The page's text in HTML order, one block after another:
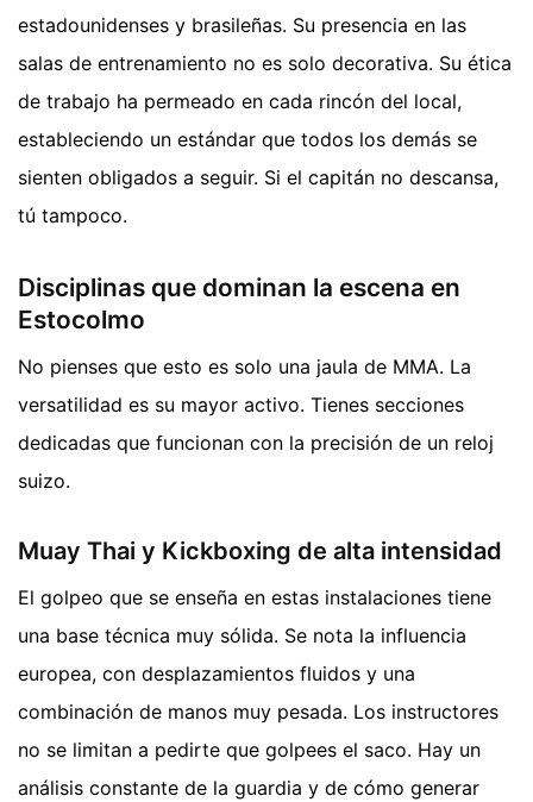
estadounidenses y brasileñas. Su presencia en las
salas de entrenamiento no es solo decorativa. Su ética
de trabajo ha permeado en cada rincón del local,
estableciendo un estándar que todos los demás se
sienten obligados a seguir. Si el capitán no descansa,
tú tampoco.
Disciplinas que dominan la escena en
Estocolmo
No pienses que esto es solo una jaula de MMA. La
versatilidad es su mayor activo. Tienes secciones
dedicadas que funcionan con la precisión de un reloj
suizo.
Muay Thai y Kickboxing de alta intensidad
El golpeo que se enseña en estas instalaciones tiene
una base técnica muy sólida. Se nota la influencia
europea, con desplazamientos fluidos y una
combinación de manos muy pesada. Los instructores
no se limitan a pedirte que golpees el saco. Hay un
análisis constante de la guardia y de cómo generar